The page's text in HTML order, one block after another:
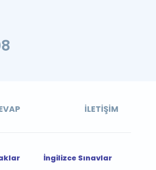
İLETIŞIM
İngilizce Sınavlar